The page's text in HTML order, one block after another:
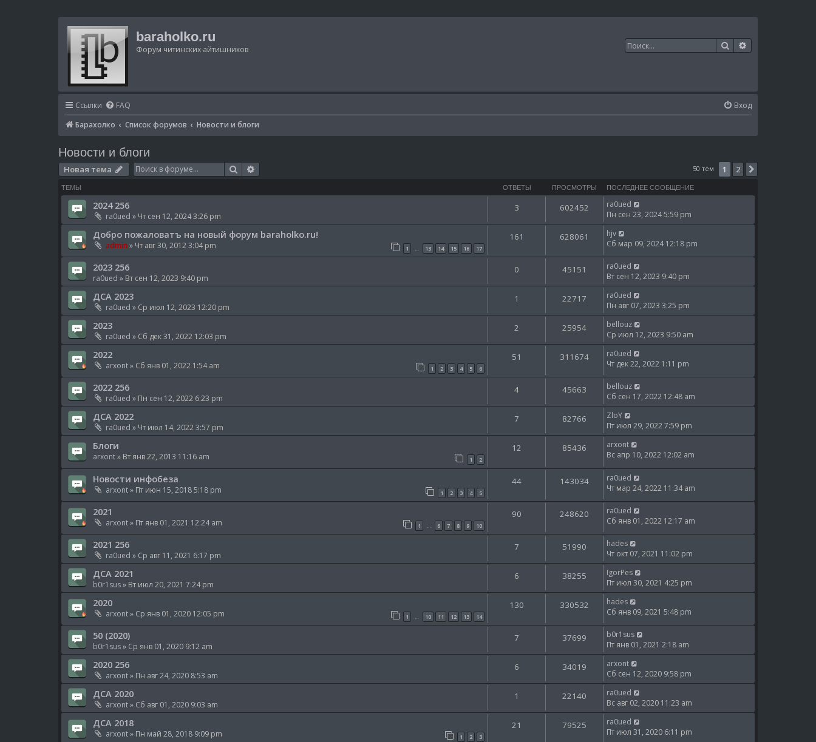
baraholko.ru
Форум читинских айтишников Поиск
Ссылки FAQ
Вход
Барахолко
Список форумов Новости и блоги
Новости и блоги
Новая тема Поиск 50 тем 1 2
ТЕМЫ ОТВЕТЫ ПРОСМОТРЫ ПОСЛЕДНЕЕ СООБЩЕНИЕ
2024 256
ra0ued » Чт сен 12, 2024 3:26 pm
3 602452
ra0ued
Пн сен 23, 2024 5:59 pm
Добро пожаловатъ на новый форум baraholko.ru!
admin » Чт авг 30, 2012 3:04 pm 1 … 13 14 15 16 17
161 628061
hjv
Сб мар 09, 2024 12:18 pm
2023 256
ra0ued » Вт сен 12, 2023 9:40 pm
0 45151
ra0ued
Вт сен 12, 2023 9:40 pm
ДСА 2023
ra0ued » Ср июл 12, 2023 12:20 pm
1 22717
ra0ued
Пн авг 07, 2023 3:25 pm
2023
ra0ued » Сб дек 31, 2022 12:03 pm
2 25954
bellouz
Ср июл 12, 2023 9:50 am
2022
arxont» Сб янв 01, 2022 1:54 am 1 2 3 4 5 6
51 311674
ra0ued
Чт дек 22, 2022 1:11 pm
2022 256
ra0ued » Пн сен 12, 2022 6:23 pm
4 45663
bellouz
Сб сен 17, 2022 12:48 am
ДСА 2022
ra0ued » Чт июл 14, 2022 3:57 pm
7 82766
ZloY
Пт июл 29, 2022 7:59 pm
Блоги
arxont» Вт янв 22, 2013 11:16 am 1 2
12 85436
arxont
Вс апр 10, 2022 12:02 am
Новости инфобеза
arxont» Пт июн 15, 2018 5:18 pm 1 2 3 4 5
44 143034
ra0ued
Чт мар 24, 2022 11:34 am
2021
arxont» Пт янв 01, 2021 12:24 am 1 … 6 7 8 9 10
90 248620
ra0ued
Сб янв 01, 2022 12:17 am
2021 256
ra0ued » Ср авг 11, 2021 6:17 pm
7 51990
hades
Чт окт 07, 2021 11:02 pm
ДСА 2021
b0r1sus» Вт июл 20, 2021 7:24 pm
6 38255
IgorPes
Пт июл 30, 2021 4:25 pm
2020
arxont» Ср янв 01, 2020 12:05 pm 1 … 10 11 12 13 14
130 330532
hades
Сб янв 09, 2021 5:48 pm
50 (2020)
b0r1sus» Ср янв 01, 2020 9:12 am
7 37699
b0r1sus
Пт янв 01, 2021 2:18 am
2020 256
arxont» Пн авг 24, 2020 8:53 am
6 34019
arxont
Сб сен 12, 2020 9:58 pm
ДСА 2020
arxont» Сб авг 01, 2020 9:03 am
1 22140
ra0ued
Вс авг 02, 2020 11:23 am
ДСА 2018
arxont» Пн май 28, 2018 9:09 pm 1 2 3
21 79525
ra0ued
Пт июл 31, 2020 6:11 pm